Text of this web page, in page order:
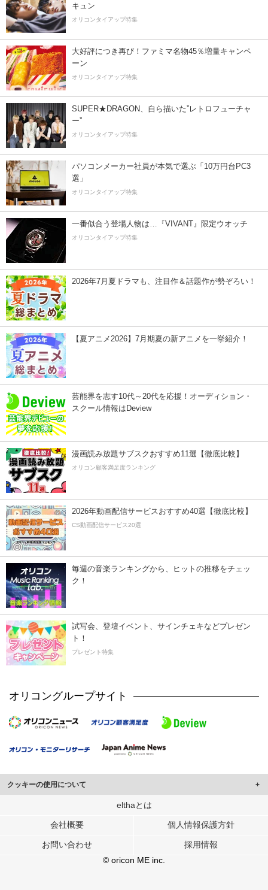
キュン
オリコンタイアップ特集
大好評につき再び！ファミマ名物45％増量キャンペ
ーン
オリコンタイアップ特集
SUPER★DRAGON、自ら描いた”レトロフューチャ
ー”
オリコンタイアップ特集
パソコンメーカー社員が本気で選ぶ「10万円台PC3
選」
オリコンタイアップ特集
一番似合う登場人物は…『VIVANT』限定ウオッチ
オリコンタイアップ特集
2026年7月夏ドラマも、注目作＆話題作が勢ぞろい！
【夏アニメ2026】7月期夏の新アニメを一挙紹介！
芸能界を志す10代～20代を応援！オーディション・
スクール情報はDeview
漫画読み放題サブスクおすすめ11選【徹底比較】
オリコン顧客満足度ランキング
2026年動画配信サービスおすすめ40選【徹底比較】
CS動画配信サービス20選
毎週の音楽ランキングから、ヒットの推移をチェッ
ク！
試写会、登壇イベント、サインチェキなどプレゼン
ト！
プレゼント特集
オリコングループサイト
クッキーの使用について
このサイトでは Cookie を使用して、ユーザーに合わせたコンテンツや広告の
行っています。
メディアや広告配信、データ解析の各パートナーに提供しています。
各パートナーは、この情報とユーザーが各パートナーに提供した他の情報や、
ユーザーが各パートナーのサービスを使用したときに収集した他の情報を組み
elthaとは
会社概要 個人情報保護方針
お問い合わせ
採用情報
© oricon ME inc.